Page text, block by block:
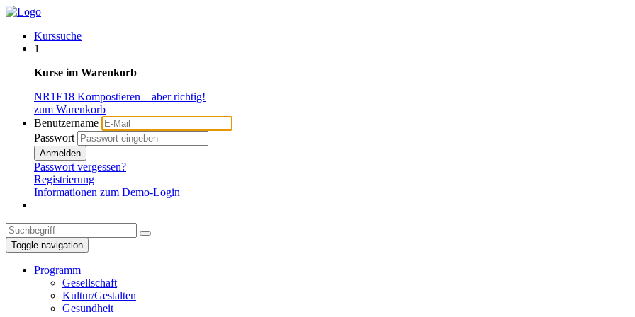
Kurssuche
1
Kurse im Warenkorb
NR1E18 Kompostieren – aber richtig!
zum Warenkorb
Benutzername
Passwort
Anmelden
Passwort vergessen?
Registrierung
Informationen zum Demo-Login
Toggle navigation
Programm
Gesellschaft
Kultur/Gestalten
Gesundheit